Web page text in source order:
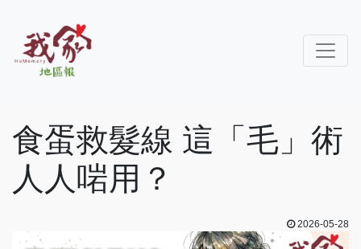
食蛋救髮線 這「毛」術
人人啱用？
2026-05-28